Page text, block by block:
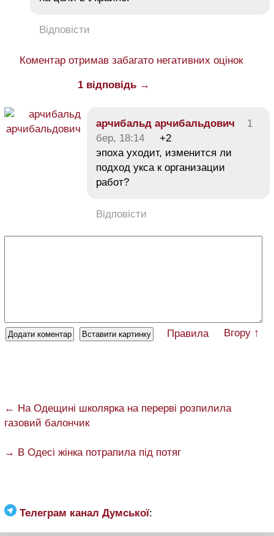
Відповісти
Коментар отримав забагато негативних оцінок
1 відповідь →
арчибальд арчибальдович
1
бер, 18:14
+2
эпоха уходит, изменится ли
подход укса к организации
работ?
Відповісти
Правила Вгору ↑
← На Одещині школярка на перерві розпилила
газовий балончик
→ В Одесі жінка потрапила під потяг
Телеграм канал Думської: